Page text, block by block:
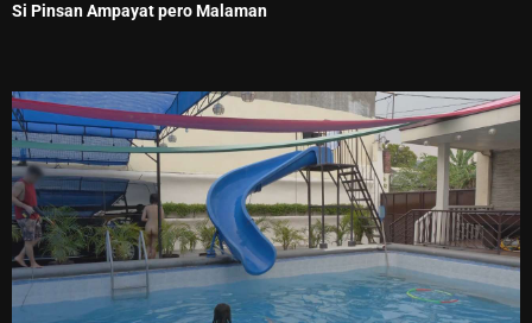
Si Pinsan Ampayat pero Malaman